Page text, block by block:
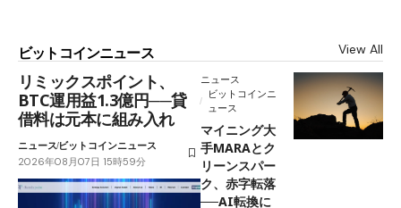
ビットコインニュース View All
リミックスポイント、
BTC運用益1.3億円──貸
借料は元本に組み入れ
ニュースビットコインニュース
2026年08月07日 15時59分
ニュース
ビットコインニ
ュース
マイニング大
手MARAとク
リーンスパー
ク、赤字転落
──AI転換に